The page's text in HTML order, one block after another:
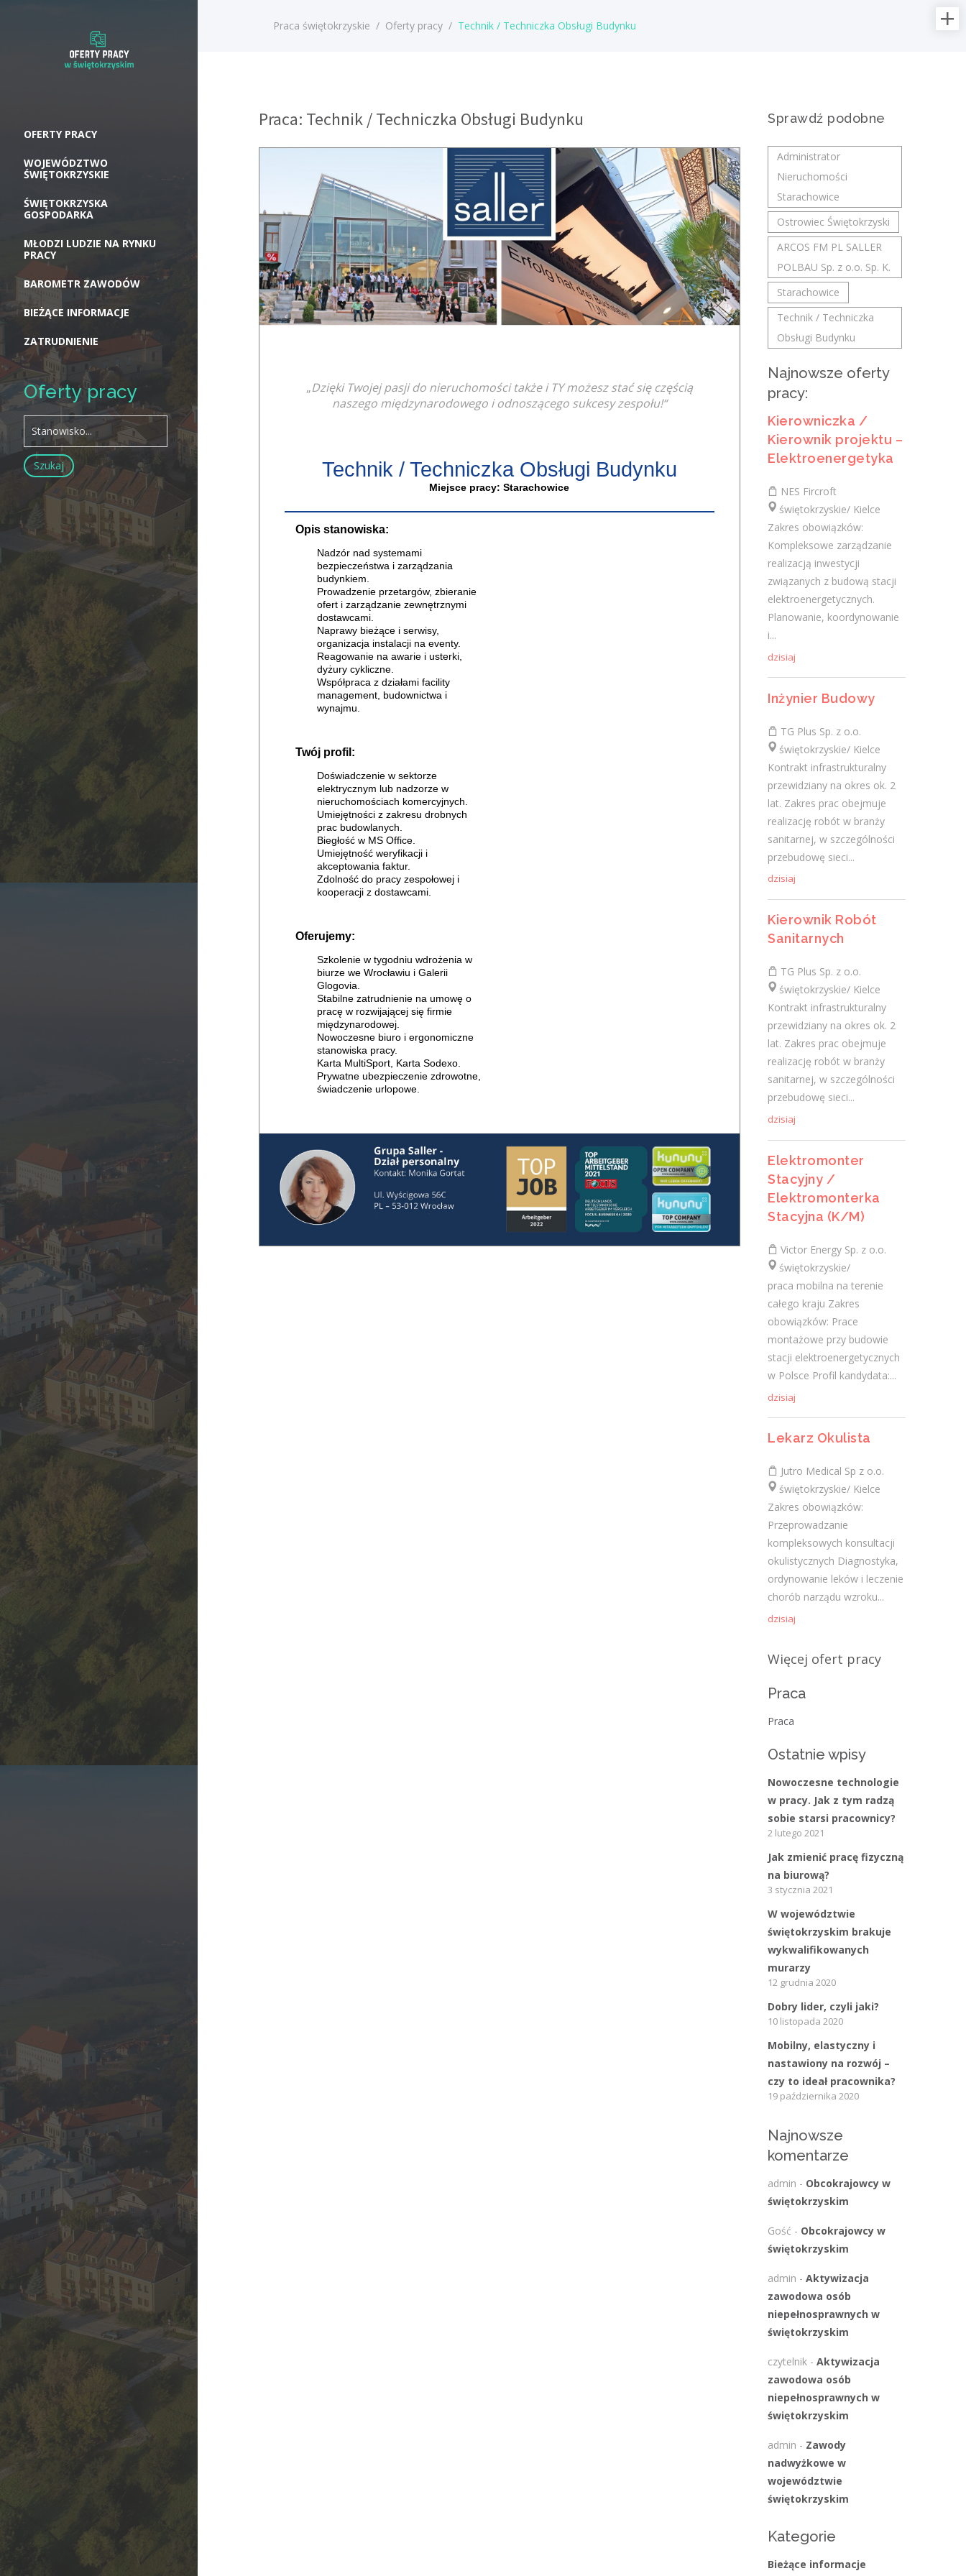
NES Fircroft
Zakres obowiązków: Kompleksowe
elektroenergetycznych. Planowanie,
koordynowanie i...
Inżynier Budowy
świętokrzyskie/ Kielce
Kontrakt infrastrukturalny przewidziany na
okres ok. 2 lat. Zakres prac obejmuje
realizację robót w branży sanitarnej, w
szczególności przebudowę sieci...
Kierownik Robót Sanitarnych
TG Plus Sp. z o.o.
świętokrzyskie/ Kielce
Kontrakt infrastrukturalny przewidziany na
okres ok. 2 lat. Zakres prac obejmuje
realizację robót w branży sanitarnej, w
szczególności przebudowę sieci...
Elektromonterka Stacyjna
(K/M)
Victor Energy Sp. z o.o.
praca mobilna na terenie całego kraju
Zakres obowiązków: Prace montażowe
przy budowie stacji elektroenergetycznych
w Polsce Profil kandydata:...
Lekarz Okulista
świętokrzyskie/ Kielce
Zakres obowiązków: Przeprowadzanie
kompleksowych konsultacji okulistycznych
Diagnostyka, ordynowanie leków i leczenie
chorób narządu wzroku...
Więcej ofert pracy
Praca
Ostatnie wpisy
Nowoczesne technologie w pracy. Jak
z tym radzą sobie starsi pracownicy?
2 lutego 2021
Jak zmienić pracę fizyczną na biurową?
3 stycznia 2021
W województwie świętokrzyskim
brakuje wykwalifikowanych murarzy
12 grudnia 2020
Dobry lider, czyli jaki?
10 listopada 2020
rozwój – czy to ideał pracownika?
19 października 2020
Najnowsze komentarze
-Obcokrajowcy w
świętokrzyskim
-Obcokrajowcy w
- Aktywizacja zawodowa osób
niepełnosprawnych w świętokrzyskim
czytelnik-Aktywizacja zawodowa osób
-Zawody nadwyżkowe w
województwie świętokrzyskim
Kategorie
Bieżące informacje
Struktura zatrudnienia
OFERTY PRACY
WOJEWÓDZTWO
ŚWIĘTOKRZYSKIE
ŚWIĘTOKRZYSKA
GOSPODARKA
MŁODZI LUDZIE NA RYNKU
PRACY
BAROMETR ZAWODÓW
BIEŻĄCE INFORMACJE
ZATRUDNIENIE
Oferty pracy
Praca świętokrzyskie / Oferty pracy/ Technik / Techniczka Obsługi Budynku
Praca: Technik / Techniczka Obsługi Budynku
„Dzięki Twojej pasji do nieruchomości także i TY możesz stać się częścią
naszego międzynarodowego i odnoszącego sukcesy zespołu!“
Technik / Techniczka Obsługi Budynku
Miejsce pracy: Starachowice
Opis stanowiska:
Nadzór nad systemami
bezpieczeństwa i zarządzania
budynkiem.
Prowadzenie przetargów, zbieranie
ofert i zarządzanie zewnętrznymi
dostawcami.
Naprawy bieżące i serwisy,
organizacja instalacji na eventy.
Reagowanie na awarie i usterki,
dyżury cykliczne.
Współpraca z działami facility
management, budownictwa i
wynajmu.
Twój profil:
Doświadczenie w sektorze
elektrycznym lub nadzorze w
nieruchomościach komercyjnych.
Umiejętności z zakresu drobnych
prac budowlanych.
Biegłość w MS Office.
Umiejętność weryfikacji i
akceptowania faktur.
Zdolność do pracy zespołowej i
kooperacji z dostawcami.
Oferujemy:
Szkolenie w tygodniu wdrożenia w
biurze we Wrocławiu i Galerii
Glogovia.
Stabilne zatrudnienie na umowę o
pracę w rozwijającej się firmie
międzynarodowej.
Nowoczesne biuro i ergonomiczne
stanowiska pracy.
Karta MultiSport, Karta Sodexo.
Prywatne ubezpieczenie zdrowotne,
świadczenie urlopowe.
Sprawdź podobne
Administrator
Nieruchomości
Starachowice
Ostrowiec Świętokrzyski
ARCOS FM PL SALLER
POLBAU Sp. z o.o. Sp. K.
Starachowice
Technik / Techniczka
Obsługi Budynku
Najnowsze oferty
pracy:
Kierowniczka /
Kierownik projektu –
Elektroenergetyka
NES Fircroft
świętokrzyskie/ Kielce
Zakres obowiązków:
Kompleksowe zarządzanie
realizacją inwestycji
związanych z budową stacji
elektroenergetycznych.
Planowanie, koordynowanie
i...
dzisiaj
Inżynier Budowy
TG Plus Sp. z o.o.
świętokrzyskie/ Kielce
Kontrakt infrastrukturalny
przewidziany na okres ok. 2
lat. Zakres prac obejmuje
realizację robót w branży
sanitarnej, w szczególności
przebudowę sieci...
dzisiaj
Kierownik Robót
Sanitarnych
TG Plus Sp. z o.o.
świętokrzyskie/ Kielce
Kontrakt infrastrukturalny
przewidziany na okres ok. 2
lat. Zakres prac obejmuje
realizację robót w branży
sanitarnej, w szczególności
przebudowę sieci...
dzisiaj
Elektromonter
Stacyjny /
Elektromonterka
Stacyjna (K/M)
Victor Energy Sp. z o.o.
świętokrzyskie/
praca mobilna na terenie
całego kraju Zakres
obowiązków: Prace
montażowe przy budowie
stacji elektroenergetycznych
w Polsce Profil kandydata:...
dzisiaj
Lekarz Okulista
Jutro Medical Sp z o.o.
świętokrzyskie/ Kielce
Zakres obowiązków:
Przeprowadzanie
kompleksowych konsultacji
okulistycznych Diagnostyka,
ordynowanie leków i leczenie
chorób narządu wzroku...
dzisiaj
Więcej ofert pracy
Praca
Praca
Ostatnie wpisy
Nowoczesne technologie
w pracy. Jak z tym radzą
sobie starsi pracownicy?
2 lutego 2021
Jak zmienić pracę fizyczną
na biurową?
3 stycznia 2021
W województwie
świętokrzyskim brakuje
wykwalifikowanych
murarzy
12 grudnia 2020
Dobry lider, czyli jaki?
10 listopada 2020
Mobilny, elastyczny i
nastawiony na rozwój –
czy to ideał pracownika?
19 października 2020
Najnowsze
komentarze
admin - Obcokrajowcy w
świętokrzyskim
Gość - Obcokrajowcy w
świętokrzyskim
admin - Aktywizacja
zawodowa osób
niepełnosprawnych w
świętokrzyskim
czytelnik - Aktywizacja
zawodowa osób
niepełnosprawnych w
świętokrzyskim
admin - Zawody
nadwyżkowe w
województwie
świętokrzyskim
Kategorie
Bieżące informacje